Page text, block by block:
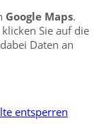
Google Maps.
Sie auf die
Daten an
entsperren